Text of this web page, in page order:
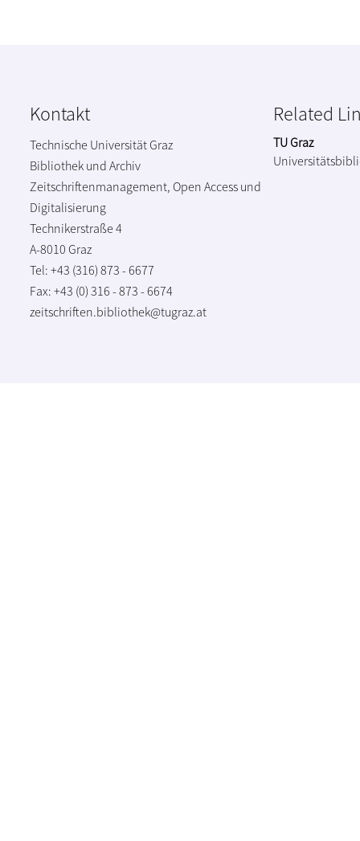
Kontakt
Technische Universität Graz
Bibliothek und Archiv
Zeitschriftenmanagement, Open Access und
Digitalisierung
Technikerstraße 4
A-8010 Graz
Tel: +43 (316) 873 - 6677
Fax: +43 (0) 316 - 873 - 6674
zeitschriften.bibliothek@tugraz.at
Related
TU Graz